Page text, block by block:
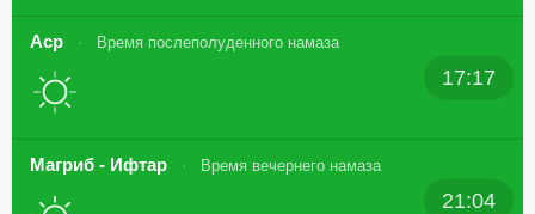
Аср Время послеполуденного намаза
17:17
Магриб - Ифтар Время вечернего намаза
21:04